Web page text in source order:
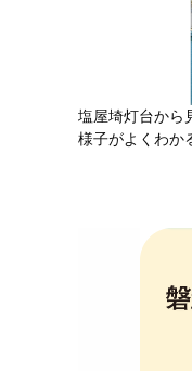
塩屋埼灯台から
様子がよくわか